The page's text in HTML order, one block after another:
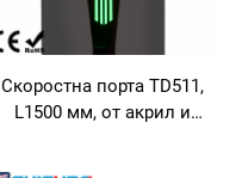
Скоростна порта TD511,
L1500 мм, от акрил и